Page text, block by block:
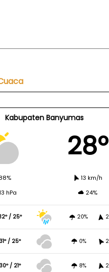
Kabupaten Banyumas
28º
13 km/h
hPa
24%
/ 25º 20%
31º / 25º 0%
30º / 21º 8%